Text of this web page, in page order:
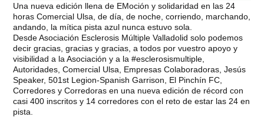
Una nueva edición llena de EMoción y solidaridad en las 24
horas Comercial Ulsa, de día, de noche, corriendo, marchando,
andando, la mítica pista azul nunca estuvo sola.
DesdeAsociación Esclerosis Múltiple Valladolid solo podemos
decir gracias, gracias y gracias, a todos por vuestro apoyo y
visibilidad a la Asociación y a la#esclerosismultiple
Autoridades, Comercial Ulsa, Empresas Colaboradoras, Jesús
Speaker, 501st Legion-Spanish Garrison, El Pinchín FC,
Corredores y Corredoras en una nueva edición de récord con
casi 400 inscritos y 14 corredores con el reto de estar las 24 en
pista.